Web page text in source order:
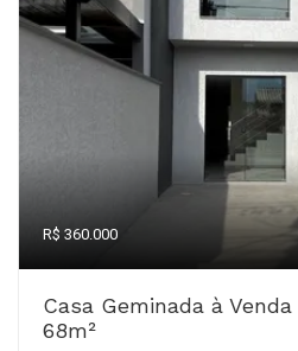
R$ 360.000
Casa Geminada à
68m²